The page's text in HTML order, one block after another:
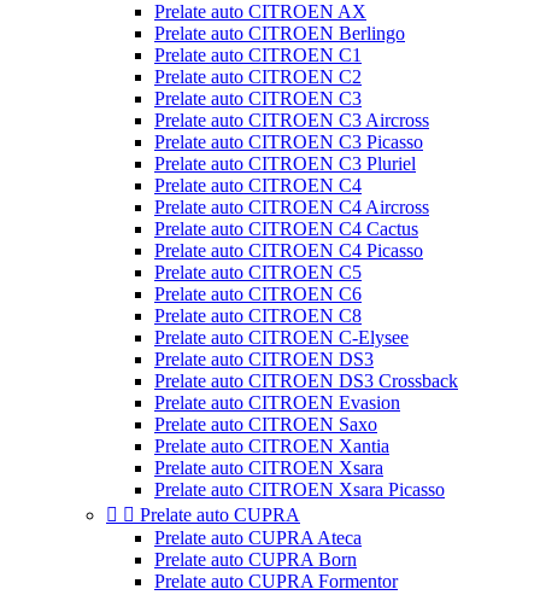
Prelate auto CITROEN AX
Prelate auto CITROEN Berlingo
Prelate auto CITROEN C1
Prelate auto CITROEN C2
Prelate auto CITROEN C3
Prelate auto CITROEN C3 Aircross
Prelate auto CITROEN C3 Picasso
Prelate auto CITROEN C3 Pluriel
Prelate auto CITROEN C4
Prelate auto CITROEN C4 Aircross
Prelate auto CITROEN C4 Cactus
Prelate auto CITROEN C4 Picasso
Prelate auto CITROEN C5
Prelate auto CITROEN C6
Prelate auto CITROEN C8
Prelate auto CITROEN C-Elysee
Prelate auto CITROEN DS3
Prelate auto CITROEN DS3 Crossback
Prelate auto CITROEN Evasion
Prelate auto CITROEN Saxo
Prelate auto CITROEN Xantia
Prelate auto CITROEN Xsara
Prelate auto CITROEN Xsara Picasso
  Prelate auto CUPRA
Prelate auto CUPRA Ateca
Prelate auto CUPRA Born
Prelate auto CUPRA Formentor